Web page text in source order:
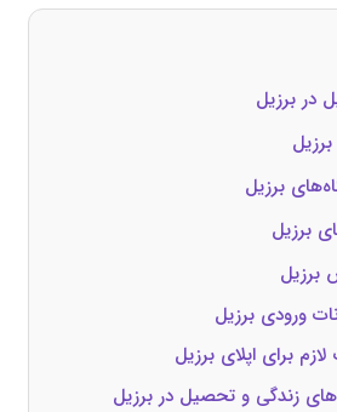
در برزیل
برزیل
برزیل
برزیل
برزیل
ورودی برزیل
برای اپلای برزیل
زندگی و تحصیل در برزیل